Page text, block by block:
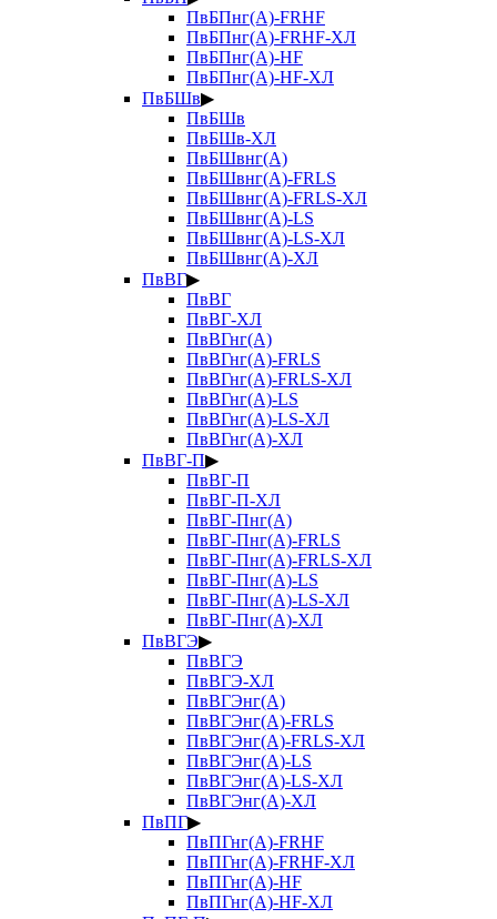
ПвБПнг(А)-FRHF
ПвБПнг(А)-FRHF-ХЛ
ПвБПнг(А)-HF
ПвБПнг(А)-HF-ХЛ
ПвБШв▶
ПвБШв
ПвБШв-ХЛ
ПвБШвнг(А)
ПвБШвнг(А)-FRLS
ПвБШвнг(А)-FRLS-ХЛ
ПвБШвнг(А)-LS
ПвБШвнг(А)-LS-ХЛ
ПвБШвнг(А)-ХЛ
ПвВГ▶
ПвВГ
ПвВГ-ХЛ
ПвВГнг(А)
ПвВГнг(А)-FRLS
ПвВГнг(А)-FRLS-ХЛ
ПвВГнг(А)-LS
ПвВГнг(А)-LS-ХЛ
ПвВГнг(А)-ХЛ
ПвВГ-П▶
ПвВГ-П
ПвВГ-П-ХЛ
ПвВГ-Пнг(А)
ПвВГ-Пнг(А)-FRLS
ПвВГ-Пнг(А)-FRLS-ХЛ
ПвВГ-Пнг(А)-LS
ПвВГ-Пнг(А)-LS-ХЛ
ПвВГ-Пнг(А)-ХЛ
ПвВГЭ▶
ПвВГЭ
ПвВГЭ-ХЛ
ПвВГЭнг(А)
ПвВГЭнг(А)-FRLS
ПвВГЭнг(А)-FRLS-ХЛ
ПвВГЭнг(А)-LS
ПвВГЭнг(А)-LS-ХЛ
ПвВГЭнг(А)-ХЛ
ПвПГ▶
ПвПГнг(А)-FRHF
ПвПГнг(А)-FRHF-ХЛ
ПвПГнг(А)-HF
ПвПГнг(А)-HF-ХЛ